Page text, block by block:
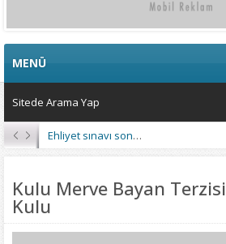
MENÜ
Ehliyet sınavı sonuçları açıklandı
Kulu Merve Bayan Terzisi
Kulu